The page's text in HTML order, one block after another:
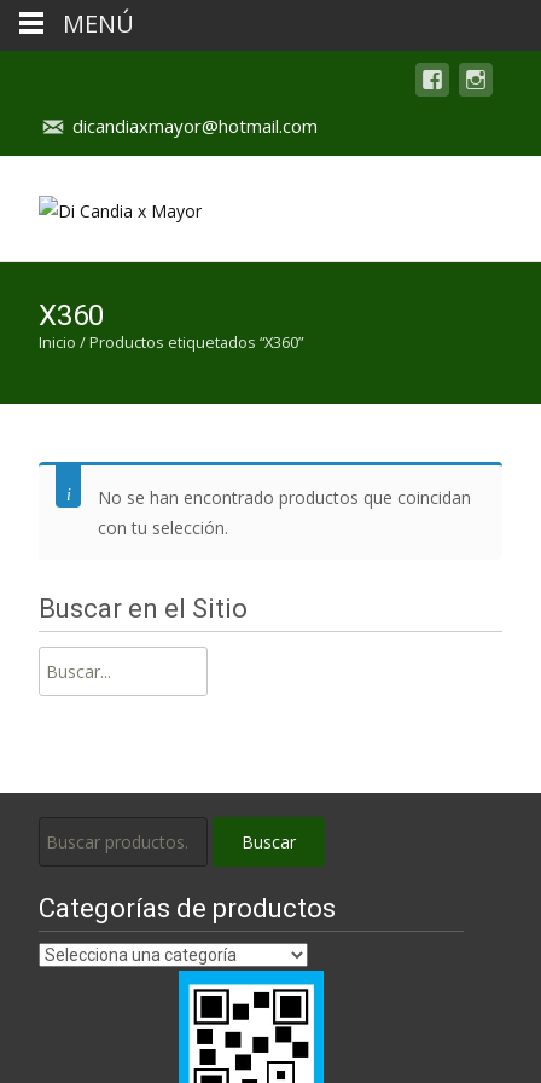
dicandiaxmayor@hotmail.com
X360
Inicio / Productos etiquetados “X360”
No se han encontrado productos que coincidan
con tu selección.
Buscar en el Sitio
Buscar:
Buscar
Buscar
Categorías de productos
MENÚ